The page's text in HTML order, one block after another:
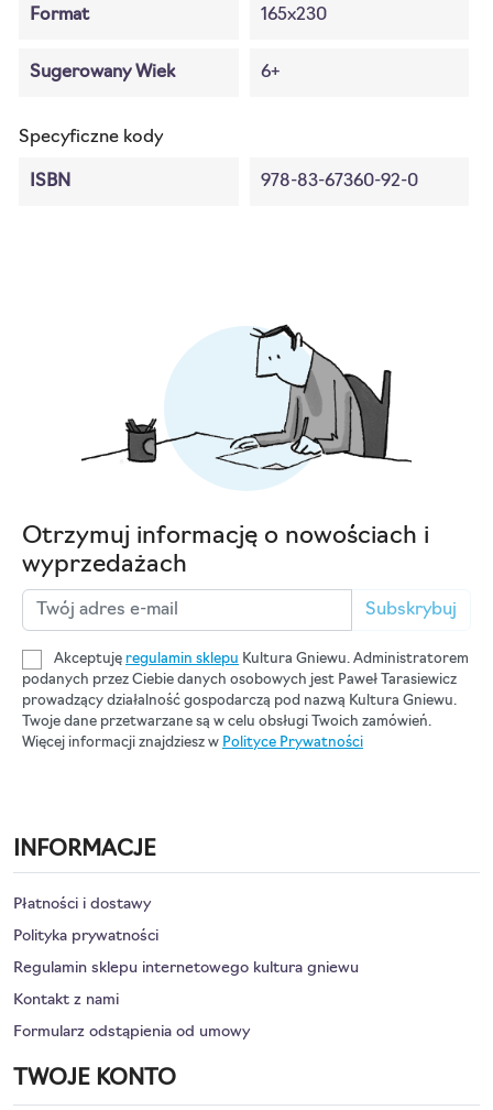
Format 165x230
Sugerowany Wiek 6+
Specyficzne kody
ISBN 978-83-67360-92-0
Otrzymuj informację o nowościach i
wyprzedażach
Subskrybuj
Akceptuję regulamin sklepu Kultura Gniewu. Administratorem
podanych przez Ciebie danych osobowych jest Paweł Tarasiewicz
prowadzący działalność gospodarczą pod nazwą Kultura Gniewu.
Twoje dane przetwarzane są w celu obsługi Twoich zamówień.
Więcej informacji znajdziesz w Polityce Prywatności
INFORMACJE
Płatności i dostawy
Polityka prywatności
Regulamin sklepu internetowego kultura gniewu
Kontakt z nami
Formularz odstąpienia od umowy
TWOJE KONTO